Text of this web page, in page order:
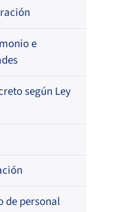
de
Ventas de
e
según Ley
de personal